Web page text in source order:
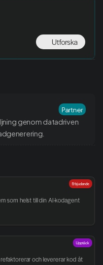
Utforska
genom datadriven
Partner
som helst till din AI-kodagent
Erbjudande
och levererar kod åt
Upptäck